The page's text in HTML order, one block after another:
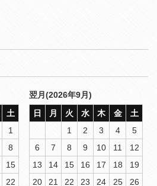
土
1
8
15
22
翌月(2026年9月)
日
月 火 水 木 金
土
1
2 3 4
5
6
7 8 9 10 11
12
13
14 15 16 17 18
19
20
21 22 23 24 25
26